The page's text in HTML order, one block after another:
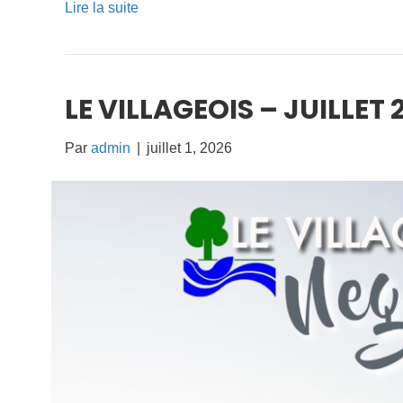
Lire la suite
LE VILLAGEOIS – JUILLET
Par admin juillet 1, 2026